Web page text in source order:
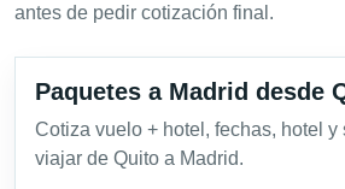
antes de pedir cotización final.
Paquetes a Madrid desde
Cotiza vuelo + hotel, fechas, hotel y
viajar de Quito a Madrid.